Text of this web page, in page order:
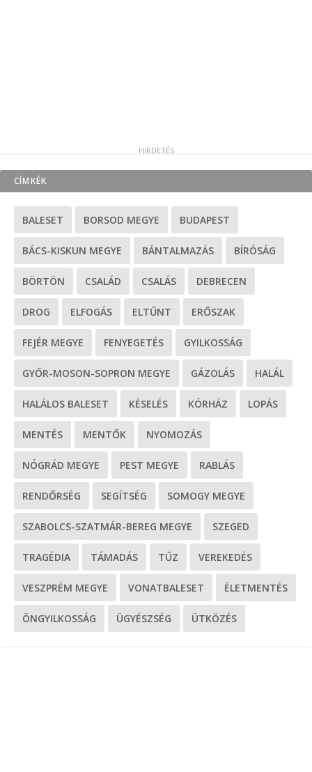
CÍMKÉK
BALESET BORSOD MEGYE BUDAPEST
BÁCS-KISKUN MEGYE BÁNTALMAZÁS BÍRÓSÁG
BÖRTÖN CSALÁD CSALÁS DEBRECEN
DROG ELFOGÁS ELTŰNT ERŐSZAK
FEJÉR MEGYE FENYEGETÉS GYILKOSSÁG
GYŐR-MOSON-SOPRON MEGYE GÁZOLÁS HALÁL
HALÁLOS BALESET KÉSELÉS KÓRHÁZ LOPÁS
MENTÉS MENTŐK NYOMOZÁS
NÓGRÁD MEGYE PEST MEGYE RABLÁS
RENDŐRSÉG SEGÍTSÉG SOMOGY MEGYE
SZABOLCS-SZATMÁR-BEREG MEGYE SZEGED
TRAGÉDIA TÁMADÁS TŰZ VEREKEDÉS
VESZPRÉM MEGYE VONATBALESET ÉLETMENTÉS
ÖNGYILKOSSÁG ÜGYÉSZSÉG ÜTKÖZÉS